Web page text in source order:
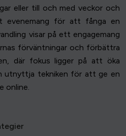
eller till och med veckor och
evenemang för att fånga en
visar på ett engagemang
förväntningar och förbättra
där fokus ligger på att öka
utnyttja tekniken för att ge en
online.